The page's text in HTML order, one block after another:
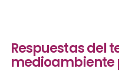
Respuestas del
medioambiente